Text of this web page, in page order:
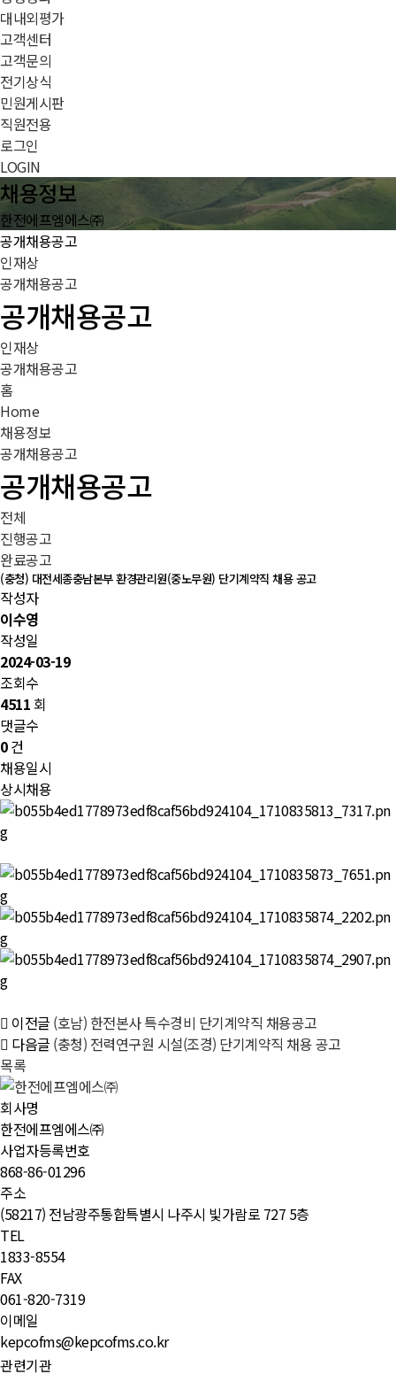
대내외평가
고객센터
고객문의
전기상식
민원게시판
직원전용
로그인
LOGIN
채용정보
한전에프엠에스㈜
공개채용공고
인재상
공개채용공고
공개채용공고
인재상
공개채용공고
홈
Home
채용정보
공개채용공고
공개채용공고
전체
진행공고
완료공고
(충청) 대전세종충남본부 환경관리원(중노무원) 단기계약직 채용 공고
작성자
이수영
작성일
2024-03-19
조회수
4511 회
댓글수
0건
채용일시
상시채용
이전글 (호남) 한전본사 특수경비 단기계약직 채용공고
다음글 (충청) 전력연구원 시설(조경) 단기계약직 채용 공고
목록
회사명
한전에프엠에스㈜
사업자등록번호
868-86-01296
주소
(58217) 전남광주통합특별시 나주시 빛가람로 727 5층
TEL
1833-8554
FAX
061-820-7319
이메일
kepcofms@kepcofms.co.kr
관련기관